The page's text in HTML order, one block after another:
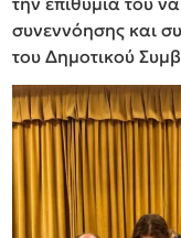
συνεννόησης και
του Δημοτικού